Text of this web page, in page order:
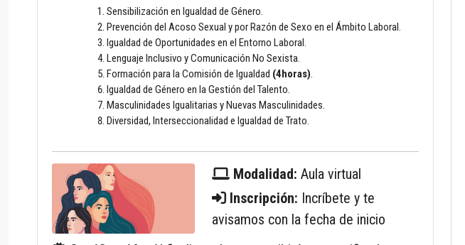
Sensibilización en Igualdad de Género.
Prevención del Acoso Sexual y por Razón de Sexo en el Ámbito Laboral.
Igualdad de Oportunidades en el Entorno Laboral.
Lenguaje Inclusivo y Comunicación No Sexista.
Formación para la Comisión de Igualdad (4horas).
Igualdad de Género en la Gestión del Talento.
Masculinidades Igualitarias y Nuevas Masculinidades.
Diversidad, Interseccionalidad e Igualdad de Trato.
Modalidad: Aula virtual
Inscripción: Incríbete y te
avisamos con la fecha de inicio